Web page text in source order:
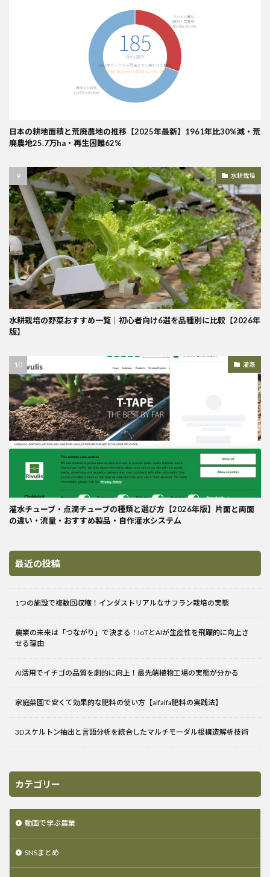
日本の耕地面積と荒廃農地の推移【2025年最新】1961年比30%減・荒
廃農地25.7万ha・再生困難62%
水耕栽培
水耕栽培の野菜おすすめ一覧｜初心者向け6選を品種別に比較【2026年
版】
灌漑
灌水チューブ・点滴チューブの種類と選び方【2026年版】片面と両面
の違い・流量・おすすめ製品・自作灌水システム
最近の投稿
1つの施設で複数回収穫！インダストリアルなサフラン栽培の実態
農業の未来は「つながり」で決まる！IoTとAIが生産性を飛躍的に向上さ
せる理由
AI活用でイチゴの品質を劇的に向上！最先端植物工場の実態が分かる
家庭菜園で安くて効果的な肥料の使い方【alfalfa肥料の実践法】
3Dスケルトン抽出と言語分析を統合したマルチモーダル根構造解析技術
カテゴリー
動画で学ぶ農業
SNSまとめ